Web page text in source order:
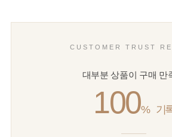
CUSTOMER TRUST
대부분 상품이 구매 만
100% 기